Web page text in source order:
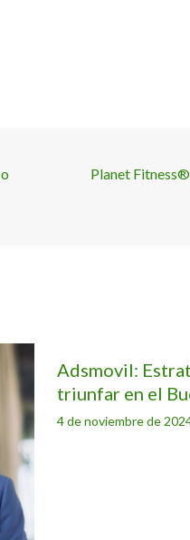
Planet
Adsmovil:
triunfar en el
4 de noviembre de